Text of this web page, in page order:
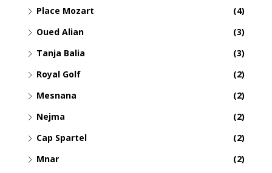
Place Mozart
(4)
Oued Alian
(3)
Tanja Balia
(3)
Royal Golf
(2)
Mesnana
(2)
Nejma
(2)
Cap Spartel
(2)
Mnar
(2)